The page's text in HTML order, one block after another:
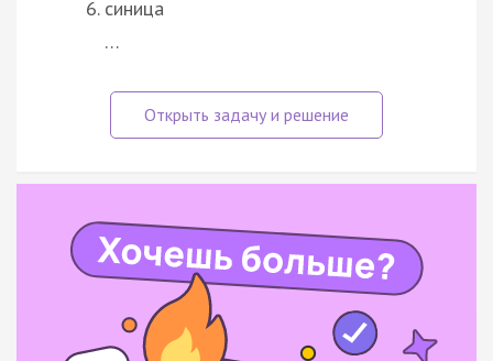
синица
…